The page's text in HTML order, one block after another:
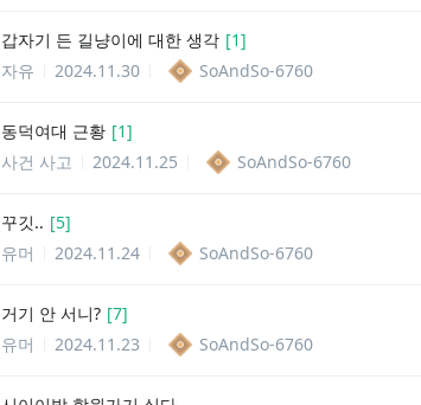
갑자기 든 길냥이에 대한 생각 [1]
자유
2024.11.30 SoAndSo-6760
동덕여대 근황 [1]
사건 사고
2024.11.25 SoAndSo-6760
꾸깃.. [5]
유머
2024.11.24 SoAndSo-6760
거기 안 서니? [7]
유머
2024.11.23 SoAndSo-6760